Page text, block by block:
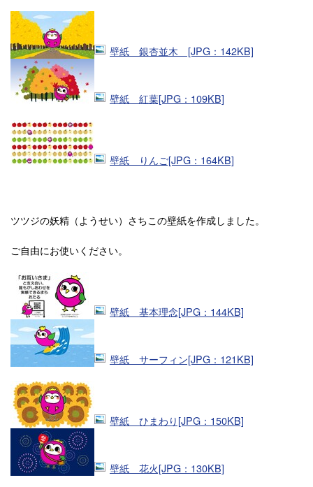
壁紙 銀杏並木 [JPG：142KB]
壁紙 紅葉[JPG：109KB]
壁紙 りんご[JPG：164KB]
ツツジの妖精（ようせい）さちこの壁紙を作成しました。
ご自由にお使いください。
壁紙 基本理念[JPG：144KB]
壁紙 サーフィン[JPG：121KB]
壁紙 ひまわり[JPG：150KB]
壁紙 花火[JPG：130KB]